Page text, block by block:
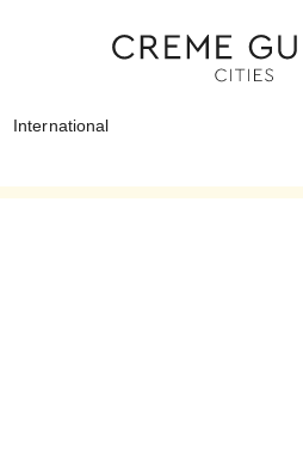
International